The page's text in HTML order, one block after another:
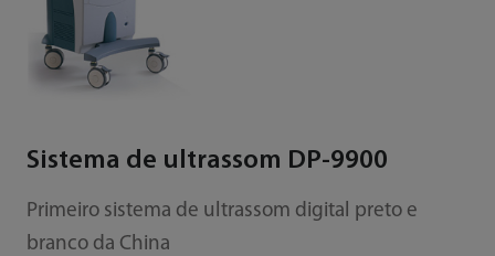
Sistema de ultrassom DP-9900
Primeiro sistema de ultrassom digital preto e
branco da China